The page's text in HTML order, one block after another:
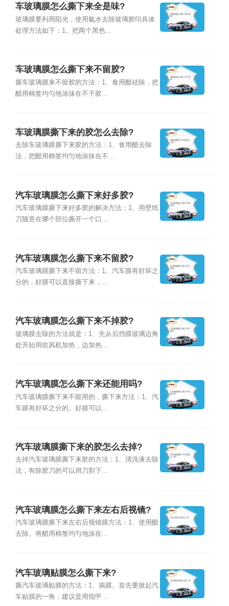
车玻璃膜怎么撕下来全是味?
玻璃膜要利用阳光，使用氨水去除玻璃胶印具体
处理方法如下：1、把两个黑色...
车玻璃膜怎么撕下来不留胶?
撕车玻璃膜来不留胶的方法：1、食用醋祛除，把
醋用棉签均匀地涂抹在不干胶...
车玻璃膜撕下来的胶怎么去除?
去除车玻璃膜撕下来胶的方法：1、食用醋去除
法，把醋用棉签均匀地涂抹在不...
汽车玻璃膜怎么撕下来好多胶?
汽车玻璃膜撕下来好多胶的解决方法：1、用壁纸
刀随意在哪个部位撕开一个口...
汽车玻璃膜怎么撕下来不留胶?
汽车玻璃膜撕下来不留方法：1、汽车膜有好坏之
分的，好膜可以直接撕下来，...
汽车玻璃膜怎么撕下来不掉胶?
玻璃膜去除的方法就是：1、先从后挡膜玻璃边角
处开始用吹风机加热，边加热...
汽车玻璃膜怎么撕下来还能用吗?
汽车玻璃膜撕下来不能用的，撕下来方法：1、汽
车膜有好坏之分的。好膜可以...
汽车玻璃膜撕下来的胶怎么去掉?
去掉汽车玻璃膜撕下来胶的方法：1、清洗液去除
法，有除胶刀的可以用刀割下...
汽车玻璃膜怎么撕下来左右后视镜?
汽车玻璃膜撕下来左右后视镜膜方法：1、使用醋
去除。将醋用棉签均匀地涂在...
汽车玻璃贴膜怎么撕下来?
撕汽车玻璃贴膜的方法：1、揭膜。首先要掀起汽
车贴膜的一角，建议是用指甲...